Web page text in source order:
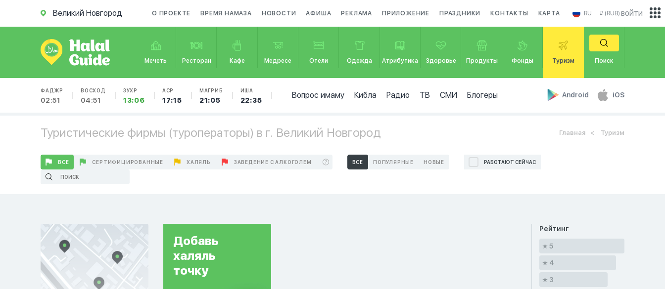
Великий Новгород О ПРОЕКТЕ ВРЕМЯ НАМАЗА НОВОСТИ АФИША РЕКЛАМА ПРИЛОЖЕНИЕ ПРАЗДНИКИ КОНТАКТЫ КАРТА RU ₽ (RUB)
Мечеть Ресторан Кафе Медресе Отели Одежда Атрибутика Здоровье Продукты Фонды Туризм Поиск
ФАДЖР
02:51
ВОСХОД
04:51
ЗУХР
13:06
АСР
17:15
МАГРИБ
21:05
ИША
22:35
Вопрос имаму Кибла Радио ТВ СМИ Блогеры Android iOS
войти
Туристические фирмы (туроператоры) в г. Великий Новгород Главная Туризм
ВСЕ СЕРТИФИЦИРОВАННЫЕ ХАЛЯЛЬ ЗАВЕДЕНИЕ С АЛКОГОЛЕМ ВСЕ ПОПУЛЯРНЫЕ НОВЫЕ РАБОТАЮТ СЕЙЧАС
Добавь
халяль
точку
Рейтинг
5
4
3